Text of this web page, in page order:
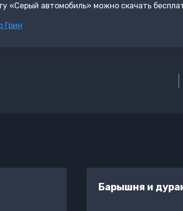
«Серый автомобиль» можно скачать
Грин
Барышня и